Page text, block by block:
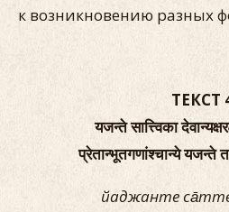
к возникновению разных
ТЕКСТ
यजन्ते सात्त्विका
प्रेतान्भूतगणांश्चान्ये यजन्ते
йаджанте